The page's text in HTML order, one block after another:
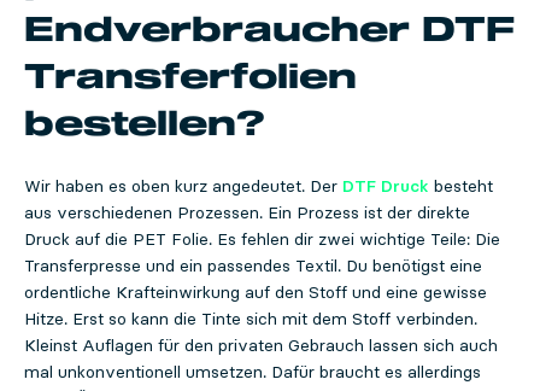
Endverbraucher DTF
Transferfolien
bestellen?
Wir haben es oben kurz angedeutet. Der DTF Druck besteht
aus verschiedenen Prozessen. Ein Prozess ist der direkte
Druck auf die PET Folie. Es fehlen dir zwei wichtige Teile: Die
Transferpresse und ein passendes Textil. Du benötigst eine
ordentliche Krafteinwirkung auf den Stoff und eine gewisse
Hitze. Erst so kann die Tinte sich mit dem Stoff verbinden.
Kleinst Auflagen für den privaten Gebrauch lassen sich auch
mal unkonventionell umsetzen. Dafür braucht es allerdings